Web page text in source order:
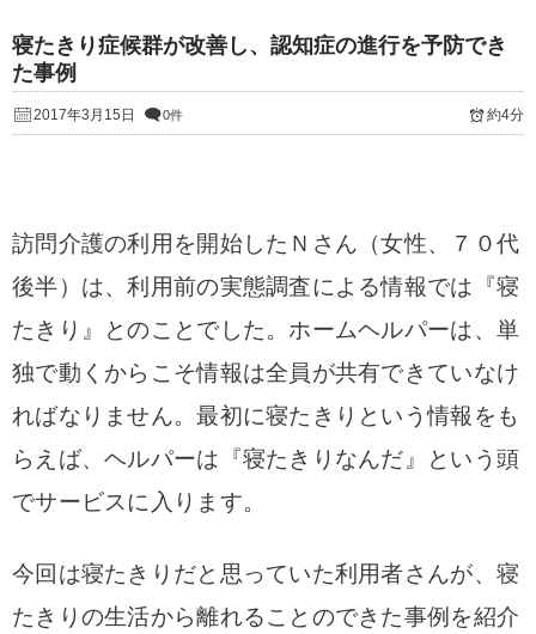
寝たきり症候群が改善し、認知症の進行を予防でき
た事例
2017年3月15日 0件 約4分
訪問介護の利用を開始したＮさん（女性、７０代
後半）は、利用前の実態調査による情報では『寝
たきり』とのことでした。ホームヘルパーは、単
独で動くからこそ情報は全員が共有できていなけ
ればなりません。最初に寝たきりという情報をも
らえば、ヘルパーは『寝たきりなんだ』という頭
でサービスに入ります。
今回は寝たきりだと思っていた利用者さんが、寝
たきりの生活から離れることのできた事例を紹介